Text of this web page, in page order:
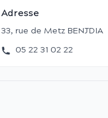
Adresse
33, rue de Metz BENJDIA
05 22 31 02 22